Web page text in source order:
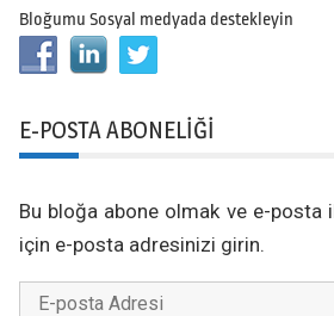
Bloğumu Sosyal medyada destekleyin
E-POSTA ABONELIĞI
Bu bloğa abone olmak ve e-posta
için e-posta adresinizi girin.